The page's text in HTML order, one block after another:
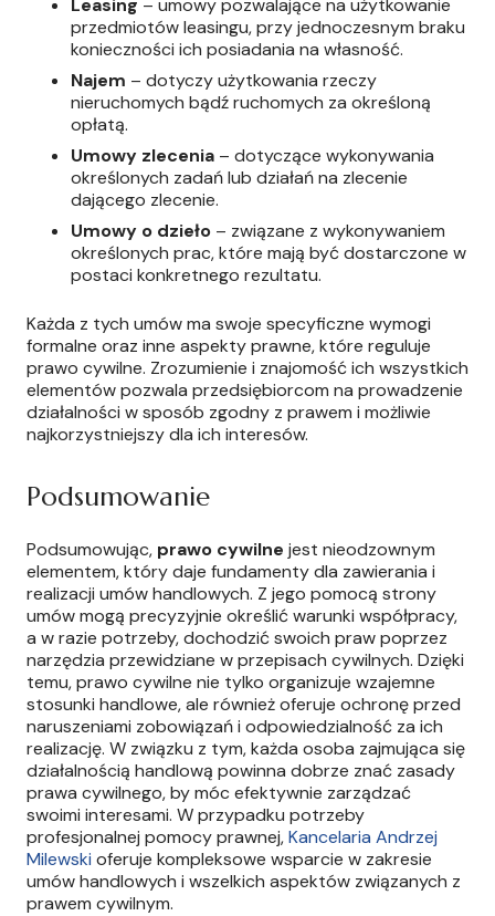
Leasing – umowy pozwalające na użytkowanie
przedmiotów leasingu, przy jednoczesnym braku
konieczności ich posiadania na własność.
Najem – dotyczy użytkowania rzeczy
nieruchomych bądź ruchomych za określoną
opłatą.
Umowy zlecenia – dotyczące wykonywania
określonych zadań lub działań na zlecenie
dającego zlecenie.
Umowy o dzieło – związane z wykonywaniem
określonych prac, które mają być dostarczone w
postaci konkretnego rezultatu.
Każda z tych umów ma swoje specyficzne wymogi
formalne oraz inne aspekty prawne, które reguluje
prawo cywilne. Zrozumienie i znajomość ich wszystkich
elementów pozwala przedsiębiorcom na prowadzenie
działalności w sposób zgodny z prawem i możliwie
najkorzystniejszy dla ich interesów.
Podsumowanie
Podsumowując, prawo cywilne jest nieodzownym
elementem, który daje fundamenty dla zawierania i
realizacji umów handlowych. Z jego pomocą strony
umów mogą precyzyjnie określić warunki współpracy,
a w razie potrzeby, dochodzić swoich praw poprzez
narzędzia przewidziane w przepisach cywilnych. Dzięki
temu, prawo cywilne nie tylko organizuje wzajemne
stosunki handlowe, ale również oferuje ochronę przed
naruszeniami zobowiązań i odpowiedzialność za ich
realizację. W związku z tym, każda osoba zajmująca się
działalnością handlową powinna dobrze znać zasady
prawa cywilnego, by móc efektywnie zarządzać
swoimi interesami. W przypadku potrzeby
profesjonalnej pomocy prawnej,Kancelaria Andrzej
Milewski oferuje kompleksowe wsparcie w zakresie
umów handlowych i wszelkich aspektów związanych z
prawem cywilnym.